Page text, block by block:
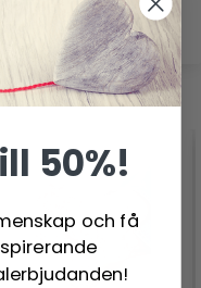
50%!
och få